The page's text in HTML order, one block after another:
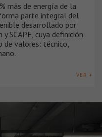
más de energía de la
parte integral del
desarrollado por
SCAPE, cuya definición
de valores: técnico,
VER +